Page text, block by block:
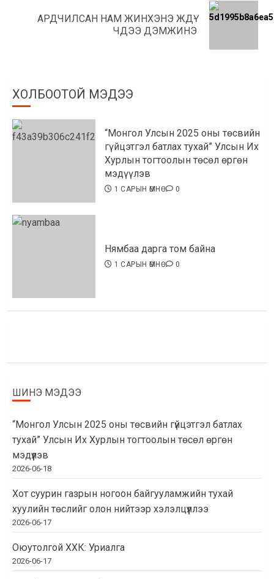
Дараагийн
АРДЧИЛСАН НАМ ЖИНХЭНЭ ЖДҮ-
ЧДЭЭ ДЭМЖИНЭ
ХОЛБООТОЙ МЭДЭЭ
“Монгол Улсын 2025 оны төсвийн
гүйцэтгэл батлах тухай” Улсын Их
Хурлын тогтоолын төсөл өргөн
мэдүүлэв
1 САРЫН ӨМНӨ 0
Нямбаа дарга том байна
1 САРЫН ӨМНӨ 0
ШИНЭ МЭДЭЭ
“Монгол Улсын 2025 оны төсвийн гүйцэтгэл батлах
тухай” Улсын Их Хурлын тогтоолын төсөл өргөн
мэдүүлэв
2026-06-18
Хот суурин газрын ногоон байгууламжийн тухай
хуулийн төслийг олон нийтээр хэлэлцүүллээ
2026-06-17
Оюутолгой ХХК: Уриалга
2026-06-17